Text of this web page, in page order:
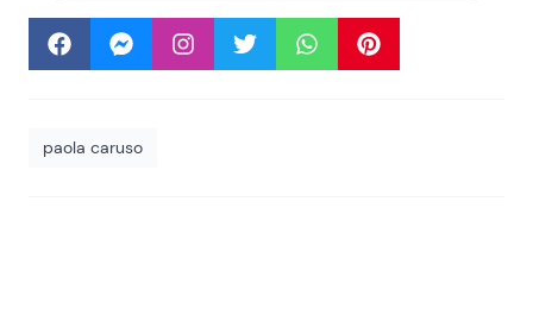
paola caruso